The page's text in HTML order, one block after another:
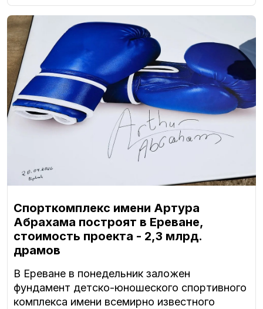
Спорткомплекс имени Артура
Абрахама построят в Ереване,
стоимость проекта - 2,3 млрд.
драмов
В Ереване в понедельник заложен
фундамент детско-юношеского спортивного
комплекса имени всемирно известного